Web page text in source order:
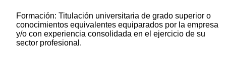
Formación: Titulación universitaria de grado superior o
conocimientos equivalentes equiparados por la empresa
y/o con experiencia consolidada en el ejercicio de su
sector profesional.